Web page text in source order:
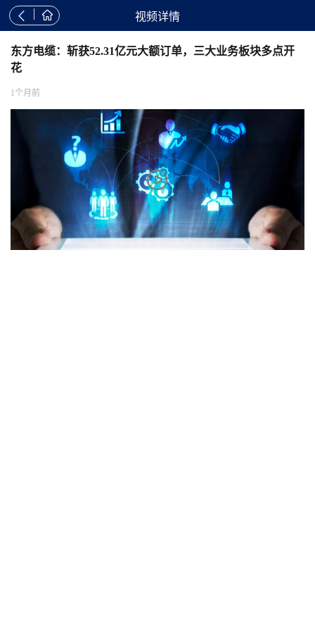
  视频详情
东方电缆：斩获52.31亿元大额订单，三大业务板块多点开
花
1个月前
